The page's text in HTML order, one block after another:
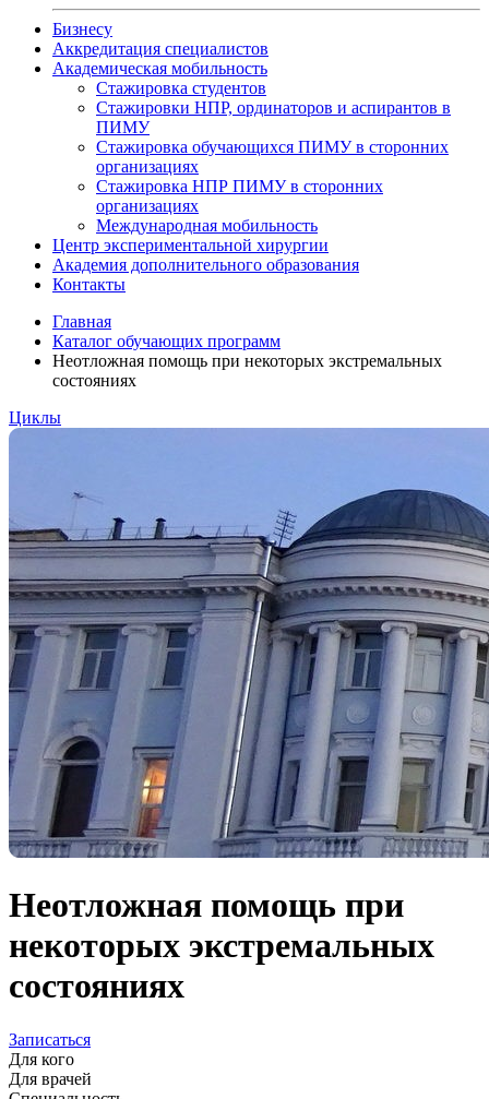
Бизнесу
Аккредитация специалистов
Академическая мобильность
Стажировка студентов
Стажировки НПР, ординаторов и аспирантов в
ПИМУ
Стажировка обучающихся ПИМУ в сторонних
организациях
Стажировка НПР ПИМУ в сторонних
организациях
Международная мобильность
Центр экспериментальной хирургии
Академия дополнительного образования
Контакты
Главная
Каталог обучающих программ
Неотложная помощь при некоторых экстремальных
состояниях
Циклы
Неотложная помощь при
некоторых экстремальных
состояниях
Записаться
Для кого
Для врачей